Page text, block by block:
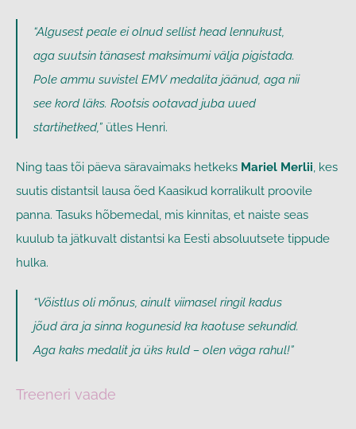
“Algusest peale ei olnud sellist head lennukust,
aga suutsin tänasest maksimumi välja pigistada.
Pole ammu suvistel EMV medalita jäänud, aga nii
see kord läks. Rootsis ootavad juba uued
startihetked,” ütles Henri.
Ning taas tõi päeva säravaimaks hetkeks Mariel Merlii, kes
suutis distantsil lausa õed Kaasikud korralikult proovile
panna. Tasuks hõbemedal, mis kinnitas, et naiste seas
kuulub ta jätkuvalt distantsi ka Eesti absoluutsete tippude
hulka.
“Võistlus oli mõnus, ainult viimasel ringil kadus
jõud ära ja sinna kogunesid ka kaotuse sekundid.
Aga kaks medalit ja üks kuld – olen väga rahul!”
Treeneri vaade